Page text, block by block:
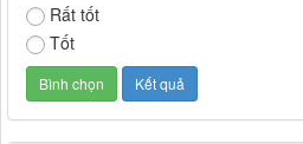
Rất tốt
Tốt